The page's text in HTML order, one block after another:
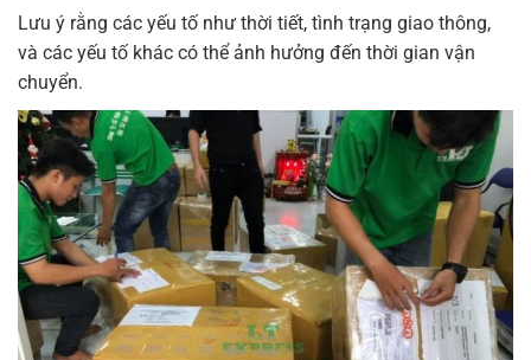
Lưu ý rằng các yếu tố như thời tiết, tình trạng giao thông,
và các yếu tố khác có thể ảnh hưởng đến thời gian vận
chuyển.